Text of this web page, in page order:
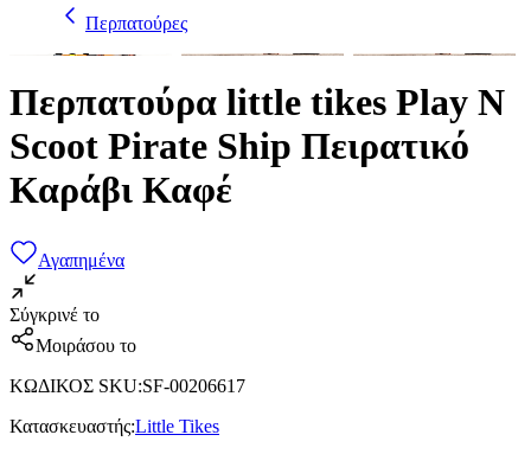
Περπατούρες
Περπατούρα little tikes Play N
Scoot Pirate Ship Πειρατικό
Καράβι Καφέ
Αγαπημένα
Σύγκρινέ το
Μοιράσου το
ΚΩΔΙΚΟΣ SKU:SF-00206617
Κατασκευαστής:Little Tikes